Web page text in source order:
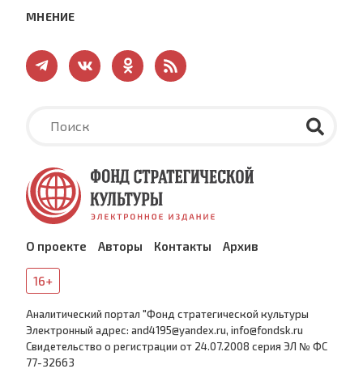
МНЕНИЕ
О проекте Авторы Контакты Архив
16+
Аналитический портал "Фонд стратегической культуры
Электронный адрес: and4195@yandex.ru, info@fondsk.ru
Cвидетельство о регистрации от 24.07.2008 серия ЭЛ № ФС
77-32663